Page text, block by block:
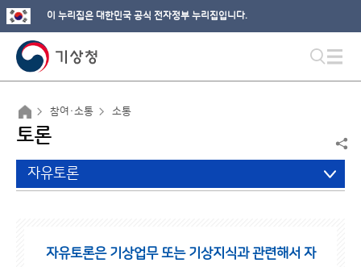
이 누리집은 대한민국 공식 전자정부 누리집입니다.
참여·소통 소통
토론
자유토론
자유토론은 기상업무 또는 기상지식과 관련해서 자